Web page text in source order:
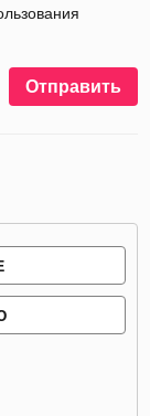
Отправить